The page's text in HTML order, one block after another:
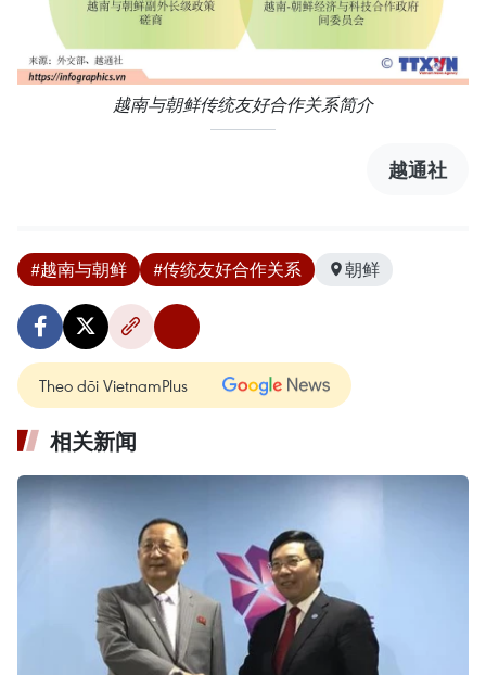
越南与朝鲜传统友好合作关系简介
越通社
#越南与朝鲜 #传统友好合作关系 朝鲜
Theo dõi VietnamPlus
相关新闻